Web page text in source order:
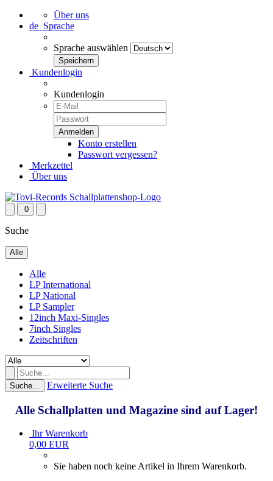
Über uns
de Sprache
Sprache auswählen
Kundenlogin
Kundenlogin
Konto erstellen
Passwort vergessen?
Merkzettel
Über uns
0
Suche
Alle
Alle
LP International
LP National
LP Sampler
12inch Maxi-Singles
7inch Singles
Zeitschriften
Suche... Erweiterte Suche
Alle Schallplatten und Magazine sind auf Lager!
Ihr Warenkorb
0,00 EUR
Sie haben noch keine Artikel in Ihrem Warenkorb.